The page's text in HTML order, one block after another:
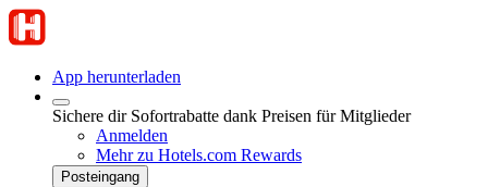
App herunterladen
Sichere dir Sofortrabatte dank Preisen für Mitglieder
Anmelden
Mehr zu Hotels.com Rewards
Posteingang